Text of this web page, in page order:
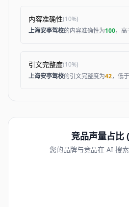
内容准确性(10%)
上海安亭驾校的内容准确性为100，高
引文完整度(10%)
上海安亭驾校的引文完整度为42，低于
竞品声量占比
您的品牌与竞品在 AI 搜